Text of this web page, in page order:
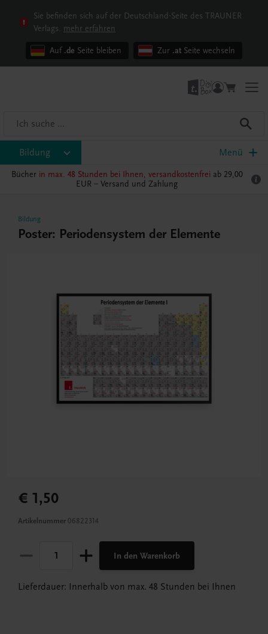
Sie befinden sich auf der Deutschland-Seite des TRAUNER
Verlags. mehr erfahren
Auf .de Seite bleiben Zur .at Seite wechseln
Bildung Menü
Bücher in max. 48 Stunden bei Ihnen, versandkostenfrei ab 29,00
EUR – Versand und Zahlung
Bildung
Poster: Periodensystem der Elemente
€ 1,50
Artikelnummer 06822314
In den Warenkorb
Lieferdauer: Innerhalb von max. 48 Stunden bei Ihnen